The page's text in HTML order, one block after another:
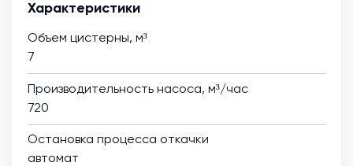
Характеристики
Объем цистерны, м³
7
Производительность насоса, м³/час
720
Остановка процесса откачки
автомат